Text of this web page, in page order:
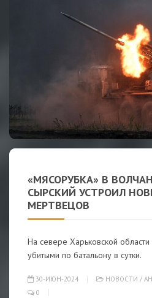
«МЯСОРУБКА» В
СЫРСКИЙ УСТРОИЛ
МЕРТВЕЦОВ
На севере Харьковской
убитыми по батальону в сутки.
30-ИЮН-2024 НОВОСТИ /
0